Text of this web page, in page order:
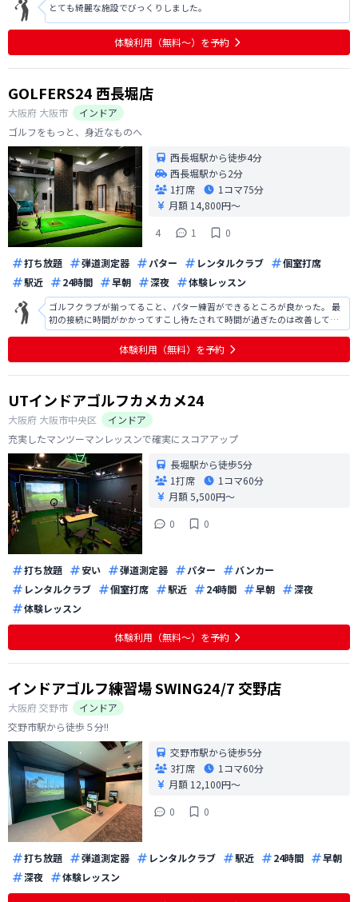
とても綺麗な施設でびっくりしました。
体験利用（無料〜）を予約
GOLFERS24 西長堀店
大阪府 大阪市
インドア
ゴルフをもっと、身近なものへ
西長堀駅から徒歩4分
西長堀駅から2分
1打席
1コマ75分
月額 14,800円〜
4
1 0
打ち放題 弾道測定器 パター レンタルクラブ
個室打席
駅近
24時間 早朝 深夜 体験レッスン
ゴルフクラブが揃ってること、パター練習ができるところが良かった。 最
初の接続に時間がかかってすこし待たされて時間が過ぎたのは改善してほ
しい。一方使用経験があるので説明を省いてくれたのはよかった。 あとは
室内がゴミがあったり汚い部分があり衛生的には少し気になった。ほこり
もあったのでもう少し掃除されてい
体験利用（無料）を予約
UTインドアゴルフカメカメ24
大阪府 大阪市中央区
インドア
充実したマンツーマンレッスンで確実にスコアアップ
長堀駅から徒歩5分
1打席
1コマ60分
月額 5,500円〜
0
0
打ち放題 安い 弾道測定器 パター
バンカー
レンタルクラブ
個室打席 駅近 24時間 早朝
深夜
体験レッスン
体験利用（無料〜）を予約
インドアゴルフ練習場 SWING24/7 交野店
大阪府交野市
インドア
交野市駅から徒歩５分!!
交野市駅から徒歩5分
3打席
1コマ60分
月額 12,100円〜
0
0
打ち放題 弾道測定器 レンタルクラブ 駅近 24時間
早朝
深夜
体験レッスン